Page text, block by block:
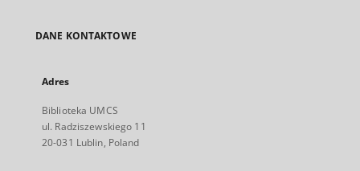
DANE KONTAKTOWE
Adres
Biblioteka UMCS
ul. Radziszewskiego 11
20-031 Lublin, Poland